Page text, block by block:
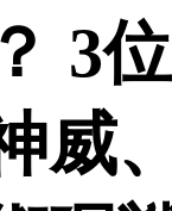
3
威